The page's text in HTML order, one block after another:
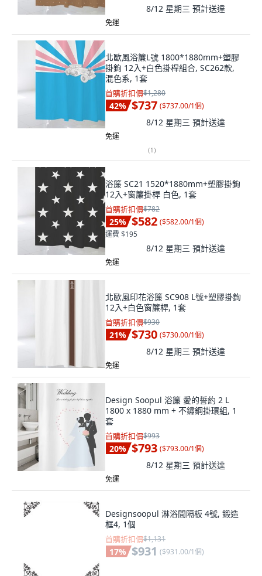
8/12 星期三 預計送達
免運
北歐風浴簾L號 1800*1880mm+塑膠
掛鉤 12入+白色掛桿組合, SC262款,
混色系, 1套
首購折扣價$1,280
42% $737 ($737.00/1個)
8/12 星期三 預計送達
免運
(1)
浴簾 SC21 1520*1880mm+塑膠掛鉤
12入+窗簾掛桿 白色, 1套
首購折扣價$782
25% $582 ($582.00/1個)
運費 $195
8/12 星期三 預計送達
免運
北歐風印花浴簾 SC908 L號+塑膠掛鉤
12入+白色窗簾桿, 1套
首購折扣價$930
21% $730 ($730.00/1個)
8/12 星期三 預計送達
免運
Design Soopul 浴簾 愛的誓約 2 L
1800 x 1880 mm + 不鏽鋼掛環組, 1
套
首購折扣價$993
20% $793 ($793.00/1個)
8/12 星期三 預計送達
免運
Designsoopul 淋浴間隔板 4號, 鍛造
框4, 1個
首購折扣價$1,131
17% $931 ($931.00/1個)